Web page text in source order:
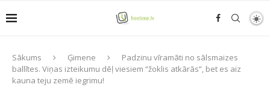
Sākums Ģimene
Padzinu vīramāti no sālsmaizes
ballītes. Viņas izteikumu dēļ viesiem “žoklis atkārās”, bet es aiz
kauna teju zemē iegrimu!